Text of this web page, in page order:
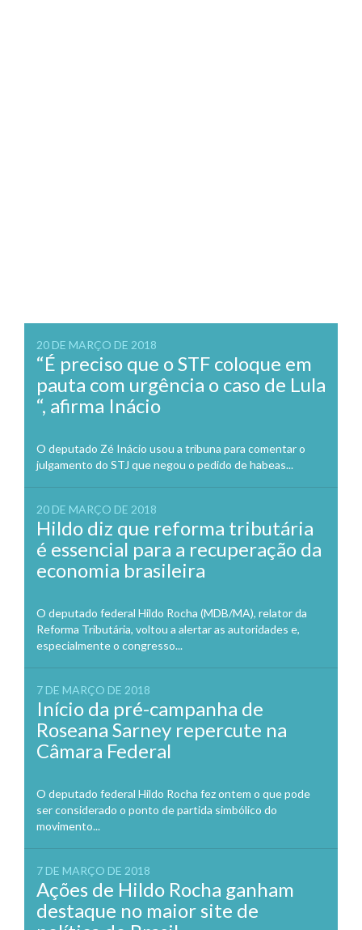
20 DE MARÇO DE 2018
“É preciso que o STF coloque em
pauta com urgência o caso de Lula
“, afirma Inácio
O deputado Zé Inácio usou a tribuna para comentar o
julgamento do STJ que negou o pedido de habeas...
20 DE MARÇO DE 2018
Hildo diz que reforma tributária
é essencial para a recuperação da
economia brasileira
O deputado federal Hildo Rocha (MDB/MA), relator da
Reforma Tributária, voltou a alertar as autoridades e,
especialmente o congresso...
7 DE MARÇO DE 2018
Início da pré-campanha de
Roseana Sarney repercute na
Câmara Federal
O deputado federal Hildo Rocha fez ontem o que pode
ser considerado o ponto de partida simbólico do
movimento...
7 DE MARÇO DE 2018
Ações de Hildo Rocha ganham
destaque no maior site de